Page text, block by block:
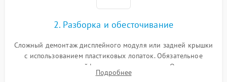
Повреждение внутренних проводов
Механические повреждения
Поломка батареи (если
Неисправность тачпада
1500 ₽ Подробнее →
2. Разборка и обесточивание
Сложный демонтаж дисплейного модуля или задней крышки
с использованием пластиковых лопаток. Обязательное
отключение шлейфов матрицы и питания. Очистка
массивной системы охлаждения от скопившейся пыли.
Подробнее